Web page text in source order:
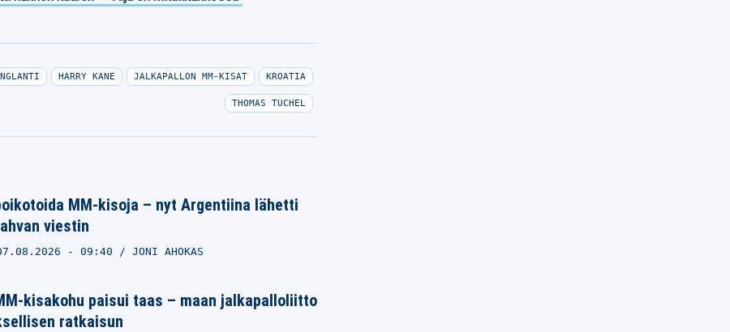
HARRY KANE JALKAPALLON MM-KISAT KROATIA
THOMAS TUCHEL
MM-kisoja – nyt Argentiina lähetti
viestin
- 09:40 JONI AHOKAS
kisakohu paisui taas – maan jalkapalloliitto
ratkaisun